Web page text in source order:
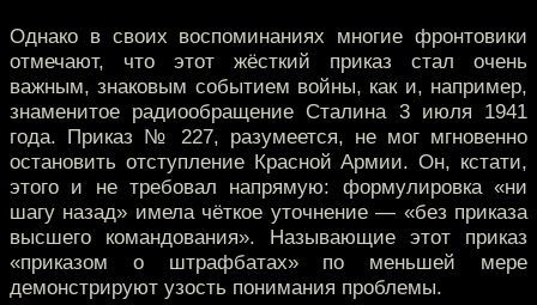
Однако в своих воспоминаниях многие фронтовики
отмечают, что этот жёсткий приказ стал очень
важным, знаковым событием войны, как и, например,
знаменитое радиообращение Сталина 3 июля 1941
года. Приказ № 227, разумеется, не мог мгновенно
остановить отступление Красной Армии. Он, кстати,
этого и не требовал напрямую: формулировка «ни
шагу назад» имела чёткое уточнение — «без приказа
высшего командования». Называющие этот приказ
«приказом о штрафбатах» по меньшей мере
демонстрируют узость понимания проблемы.